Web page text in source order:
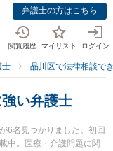
弁護士の方はこちら
閲覧履歴 マイリスト ログイン
士 品川区で法律相談で
い弁護士
6名見つかりました。初回
中。医療・介護問題に関